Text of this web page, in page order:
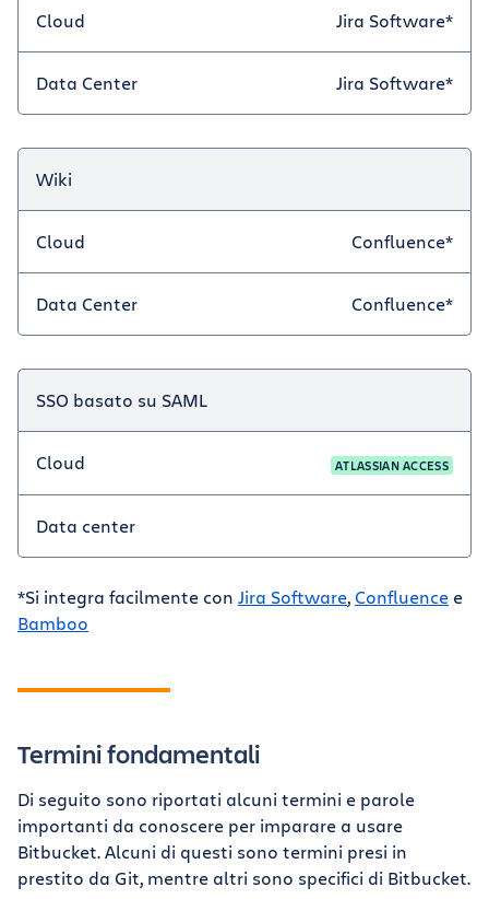
Cloud Jira Software*
Data Center Jira Software*
Wiki
Cloud Confluence*
Data Center Confluence*
SSO basato su SAML
Cloud ATLASSIAN ACCESS
Data center
*Si integra facilmente con Jira Software, Confluence e
Bamboo
Termini fondamentali
Di seguito sono riportati alcuni termini e parole
importanti da conoscere per imparare a usare
Bitbucket. Alcuni di questi sono termini presi in
prestito da Git, mentre altri sono specifici di Bitbucket.